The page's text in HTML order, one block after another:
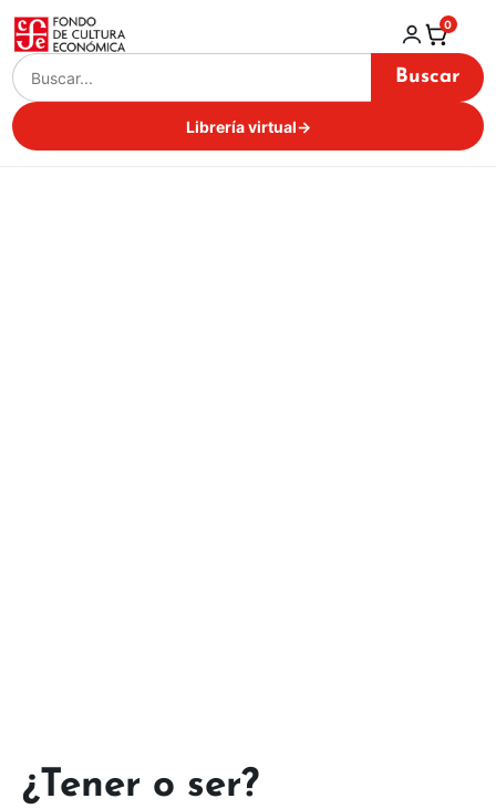
Buscar
Librería virtual→
0
¿Tener o ser?